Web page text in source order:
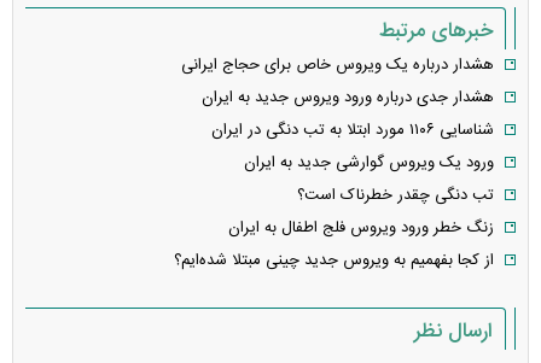
خبرهای مرتبط
هشدار درباره یک ویروس خاص برای حجاج ایرانی
هشدار جدی درباره ورود ویروس جدید به ایران
شناسایی ۱۱۰۶ مورد ابتلا به تب دنگی در ایران
ورود یک ویروس گوارشی جدید به ایران
تب دنگی چقدر خطرناک است؟
زنگ خطر ورود ویروس فلج اطفال به ایران
از کجا بفهمیم به ویروس جدید چینی مبتلا شده‌ایم؟
ارسال نظر